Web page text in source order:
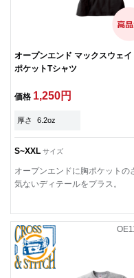
オープンエンド マックスウェイ
ポケットTシャツ
価格 1,250円
厚さ 6.2oz
S~XXL サイズ
オープンエンドに胸ポケットの
気ないディテールをプラス。